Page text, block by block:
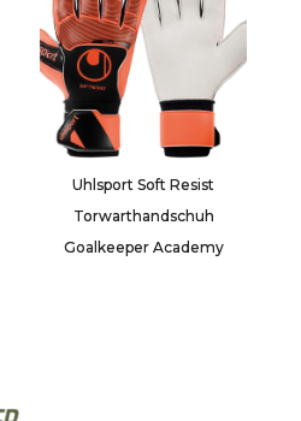
Uhlsport Soft Resist
Torwarthandschuh
Goalkeeper Academy